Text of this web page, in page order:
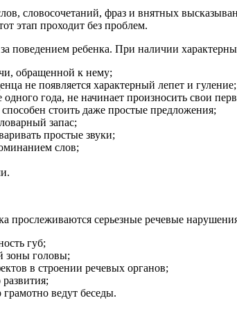
словосочетаний, фраз и внятных
этап проходит без проблем.
поведением ребенка. При наличии
обращенной к нему;
не появляется характерный лепет и гуление;
года, не начинает произносить свои
стоить даже простые предложения;
запас;
простые звуки;
слов;
прослеживаются серьезные речевые
губ;
зоны головы;
в строении речевых органов;
грамотно ведут беседы.